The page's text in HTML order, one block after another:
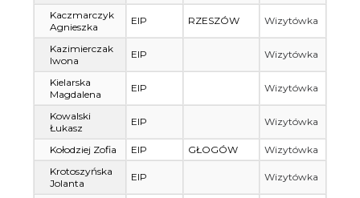
Kaczmarczyk
Agnieszka
EIP RZESZÓW Wizytówka
Kazimierczak
Iwona
EIP Wizytówka
Kielarska
Magdalena
EIP Wizytówka
Kowalski
Łukasz
EIP Wizytówka
Kołodziej Zofia EIP GŁOGÓW
Wizytówka
Krotoszyńska
Jolanta
EIP Wizytówka